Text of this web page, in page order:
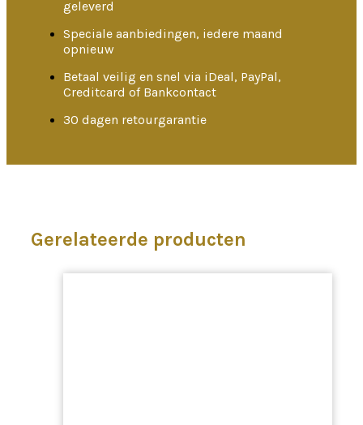
geleverd
Speciale aanbiedingen, iedere maand
opnieuw
Betaal veilig en snel via iDeal, PayPal,
Creditcard of Bankcontact
30 dagen retourgarantie
Gerelateerde producten